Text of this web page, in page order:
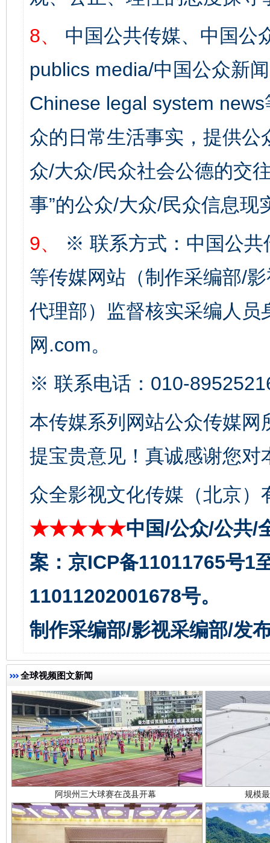
8、
中国公共传媒、中国公
publics media/中国公众新
Chinese legal system
众的日常生活事实，提供
众/大众/民众社会公德的交
事”的公众/大众/民众信息现
9、
※ 联系方式：中国公共
等传媒网站（制作采编部/
代理部）监督核实采编人员
网.com。
※ 联系电话：010-
本传媒系列网站公众传媒
提宝贵意见！真诚感谢您
众全影视文化传媒（北京）
★★★★★中国/公众/公共/
案：京ICP备11011765号1
11011202001678号。
制作采编部/影视采编部/发
全球视频图文新闻
千年窑火 生生不息 一
揭开“小金库”的免责幌子
受贿1.44亿！段成刚被判无期 从幼
全民健身五年计划来了！等你上场
阿坝州三大球赛在茂县开幕 规模